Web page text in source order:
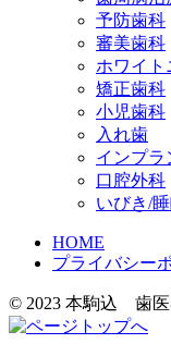
予防歯科
審美歯科
ホワイト
矯正歯科
小児歯科
入れ歯
インプラ
口腔外科
いびき/
HOME
プライバシー
© 2023 本駒込 歯